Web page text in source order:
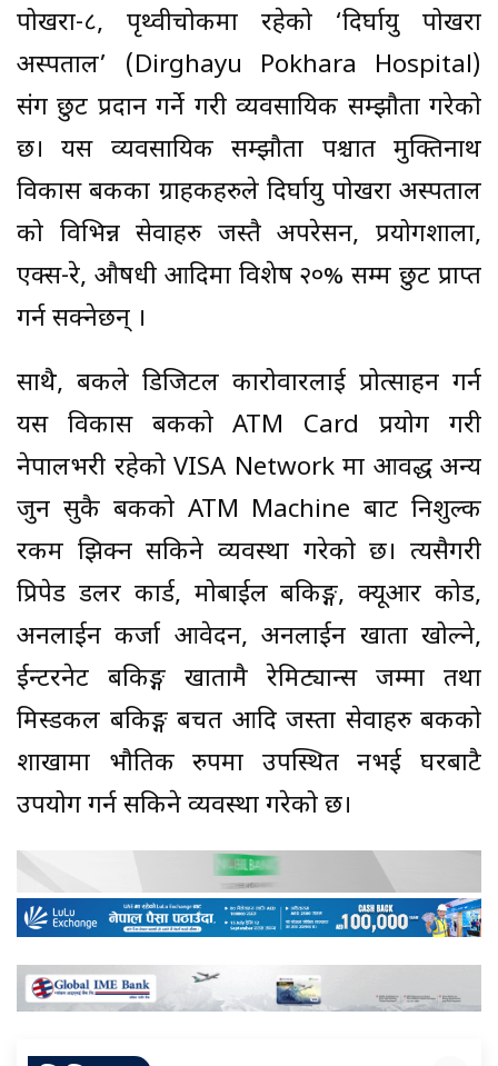
पोखरा-८, पृथ्वीचोकमा रहेको ‘दिर्घायु पोखरा
अस्पताल’ (Dirghayu Pokhara Hospital)
संग छुट प्रदान गर्ने गरी व्यवसायिक सम्झौता गरेको
छ। यस व्यवसायिक सम्झौता पश्चात मुक्तिनाथ
विकास बैंकका ग्राहकहरुले दिर्घायु पोखरा अस्पताल
को विभिन्न सेवाहरु जस्तै अपरेसन, प्रयोगशाला,
एक्स-रे, औषधी आदिमा विशेष २०% सम्म छुट प्राप्त
गर्न सक्नेछन् ।
साथै, बैंकले डिजिटल कारोवारलाई प्रोत्साहन गर्न
यस विकास बैंकको ATM Card प्रयोग गरी
नेपालभरी रहेको VISA Network मा आवद्ध अन्य
जुन सुकै बैंकको ATM Machine बाट निशुल्क
रकम झिक्न सकिने व्यवस्था गरेको छ। त्यसैगरी
प्रिपेड डलर कार्ड, मोबाईल बैंकिङ्ग, क्यूआर कोड,
अनलाईन कर्जा आवेदन, अनलाईन खाता खोल्ने,
ईन्टरनेट बैंकिङ्ग खातामै रेमिट्यान्स जम्मा तथा
मिस्डकल बैंकिङ्ग बचत आदि जस्ता सेवाहरु बैंकको
शाखामा भौतिक रुपमा उपस्थित नभई घरबाटै
उपयोग गर्न सकिने व्यवस्था गरेको छ।